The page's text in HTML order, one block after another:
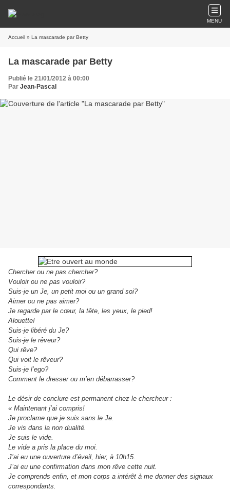
MENU
Accueil » La mascarade par Betty
La mascarade par Betty
Publié le 21/01/2012 à 00:00
Par Jean-Pascal
Chercher ou ne pas chercher?
Vouloir ou ne pas vouloir?
Suis-je un Je, un petit moi ou un grand soi?
Aimer ou ne pas aimer?
Je regarde par le cœur, la tête, les yeux, le pied!
Alouette!
Suis-je libéré du Je?
Suis-je le rêveur?
Qui rêve?
Qui voit le rêveur?
Suis-je l’ego?
Comment le dresser ou m’en débarrasser?
Le désir de conclure est permanent chez le chercheur :
« Maintenant j’ai compris!
Je proclame que je suis sans le Je.
Je vis dans la non dualité.
Je suis le vide.
Le vide a pris la place du moi.
J’ai eu une ouverture d’éveil, hier, à 10h15.
J’ai eu une confirmation dans mon rêve cette nuit.
Je comprends enfin, et mon corps a intérêt à me donner des signaux
correspondants.